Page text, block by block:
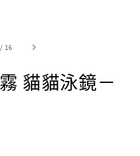
/ 16
貓貓泳鏡－